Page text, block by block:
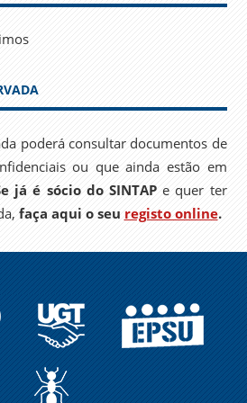
poderá consultar documentos de
ou que ainda estão em
já é sócio do SINTAPe quer ter
faça aqui o seu registo online.
FESAP UGT EPSU
A
FORMIGA